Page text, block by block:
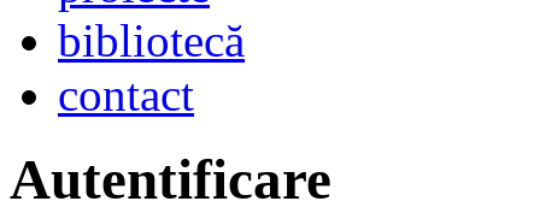
bibliotecă
contact
Autentificare